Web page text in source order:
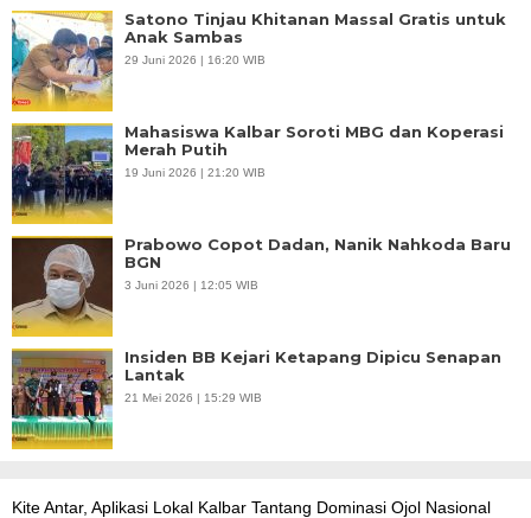
Satono Tinjau Khitanan Massal Gratis untuk
Anak Sambas
29 Juni 2026 | 16:20 WIB
Mahasiswa Kalbar Soroti MBG dan Koperasi
Merah Putih
19 Juni 2026 | 21:20 WIB
Prabowo Copot Dadan, Nanik Nahkoda Baru
BGN
3 Juni 2026 | 12:05 WIB
Insiden BB Kejari Ketapang Dipicu Senapan
Lantak
21 Mei 2026 | 15:29 WIB
Kite Antar, Aplikasi Lokal Kalbar Tantang Dominasi Ojol Nasional